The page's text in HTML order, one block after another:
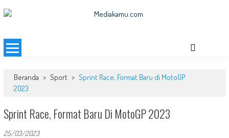
to
Beranda > Sport > Sprint Race, Format Baru di MotoGP
2023
Sprint Race, Format Baru Di MotoGP 2023
25/03/2023